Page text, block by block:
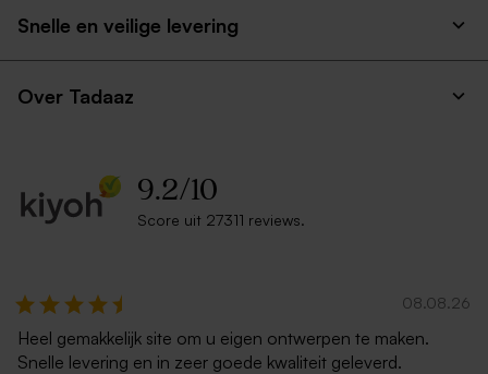
vakantiefoto's
geborduurd
Duurzaam
Snelle en veilige levering
Over Tadaaz
9.2/10
Score uit 27311 reviews.
08.08.26
Heel gemakkelijk site om u eigen ontwerpen te maken.
Snelle levering en in zeer goede kwaliteit geleverd.